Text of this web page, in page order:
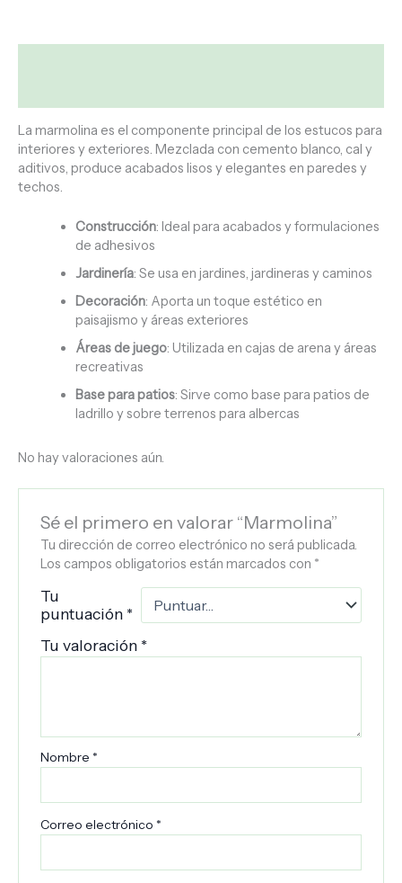
La marmolina es el componente principal de los estucos para
interiores y exteriores. Mezclada con cemento blanco, cal y
aditivos, produce acabados lisos y elegantes en paredes y
techos.
Construcción: Ideal para acabados y formulaciones
de adhesivos
Jardinería: Se usa en jardines, jardineras y caminos
Decoración: Aporta un toque estético en
paisajismo y áreas exteriores
Áreas de juego: Utilizada en cajas de arena y áreas
recreativas
Base para patios: Sirve como base para patios de
ladrillo y sobre terrenos para albercas
No hay valoraciones aún.
Sé el primero en valorar “Marmolina”
Tu dirección de correo electrónico no será publicada.
Los campos obligatorios están marcados con *
Tu
puntuación *
Tu valoración *
Nombre *
Correo electrónico *